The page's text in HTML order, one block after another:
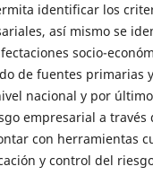
identificar los
así mismo se
socio-
de fuentes primarias
nacional y por
empresarial a
con herramientas
y control del